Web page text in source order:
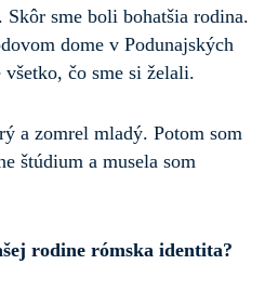
sme boli bohatšia rodina.
dome v Podunajských
čo sme si želali.
a zomrel mladý. Potom som
štúdium a musela som
rodine rómska identita?